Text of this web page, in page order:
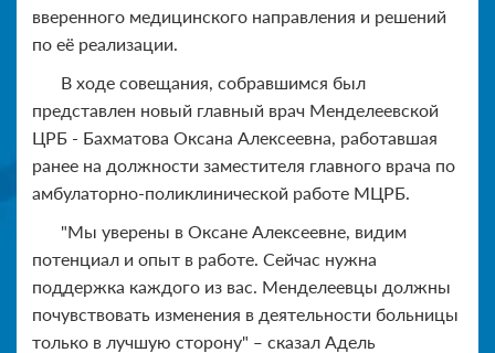
вверенного медицинского направления и решений
по её реализации.
В ходе совещания, собравшимся был
представлен новый главный врач Менделеевской
ЦРБ - Бахматова Оксана Алексеевна, работавшая
ранее на должности заместителя главного врача по
амбулаторно-поликлинической работе МЦРБ.
"Мы уверены в Оксане Алексеевне, видим
потенциал и опыт в работе. Сейчас нужна
поддержка каждого из вас. Менделеевцы должны
почувствовать изменения в деятельности больницы
только в лучшую сторону" ‒ сказал Адель